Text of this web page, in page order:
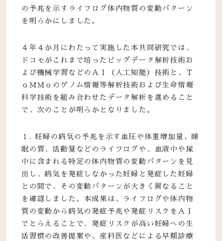
の予兆を示すライフログ体内物質の変動パターン
を明らかにしました。
４年４か月にわたって実施した本共同研究では、
ドコモがこれまで培ったビッグデータ解析技術お
よび機械学習などのＡＩ（人工知能）技術と、Ｔ
ｏＭＭｏのゲノム情報等解析技術および生命情報
科学技術を組み合わせたデータ解析を進めること
で、次のことが明らかとなりました。
１. 妊婦の病気の予兆を示す血圧や体重増加量、睡
眠の質、活動量などのライフログや、血液中や尿
中に含まれる特定の体内物質の変動パターンを見
出し、病気を発症しなかった妊婦と発症した妊婦
との間で、その変動パターンが大きく異なること
を確認しました。本成果は、ライフログや体内物
質の変動から病気の発症予兆や発症リスクをＡＩ
でとらえることで、発症リスクが高い妊婦への生
活習慣の改善提案や、産科医などによる早期診療